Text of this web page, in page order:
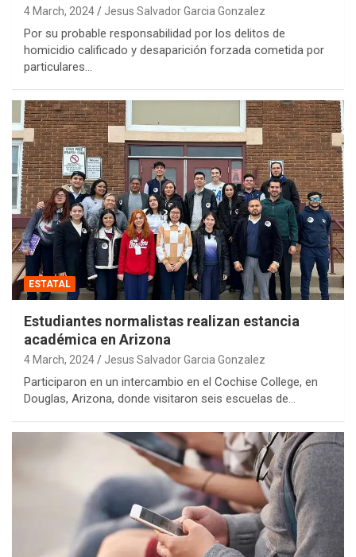
4 March, 2024 Jesus Salvador Garcia Gonzalez
Por su probable responsabilidad por los delitos de
homicidio calificado y desaparición forzada cometida por
particulares…
ESTATAL
Estudiantes normalistas realizan estancia
académica en Arizona
4 March, 2024 Jesus Salvador Garcia Gonzalez
Participaron en un intercambio en el Cochise College, en
Douglas, Arizona, donde visitaron seis escuelas de…